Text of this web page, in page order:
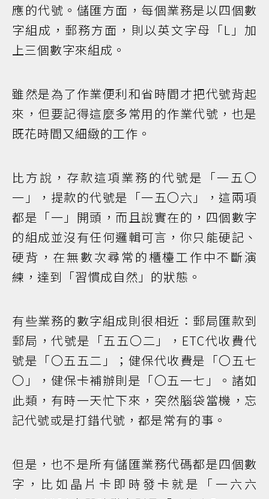
應的代號。儲匯方面，每個業務是以四個數
字組成，郵務方面，則以英文字母「L」加
上三個數字來組成。
雖然是為了作業便利和省時間才把代號背起
來，但要記得這麼多常用的作業代號，也是
既花時間又細緻的工作。
比方說，存款這項業務的代號是「一五〇
一」，提款的代號是「一五〇六」，這兩項
都是「一」開頭，而且說實在的，四個數字
的組成並沒有任何邏輯可言，你只能硬記、
硬背，在無數次尋常的櫃檯工作中不斷演
練，達到「習慣成自然」的狀態。
有些業務的數字組成則很相近：郵局匯款到
郵局，代號是「五五〇二」，ETC代收費代
號是「〇五五二」；健保代收費是「〇五七
〇」，健保卡補辦則是「〇五一七」。諸如
此類，有時一天忙下來，突然腦袋當機，忘
記代號或是打錯代號，都是常有的事。
但是，也不是所有儲匯業務代碼都是四個數
字，比如晶片卡即時發卡就是「一六六